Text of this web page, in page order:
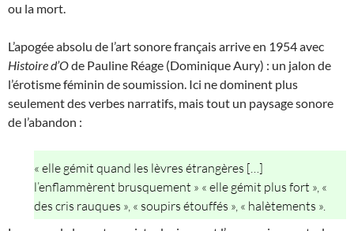
ou la mort.
L’apogée absolu de l’art sonore français arrive en 1954 avec
Histoire d’Ode Pauline Réage (Dominique Aury) : un jalon de
l’érotisme féminin de soumission. Ici ne dominent plus
seulement des verbes narratifs, mais tout un paysage sonore
de l’abandon :
« elle gémit quand les lèvres étrangères […]
l’enflammèrent brusquement » « elle gémit plus fort », «
des cris rauques », « soupirs étouffés », « halètements ».